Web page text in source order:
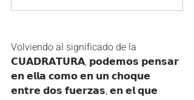
Volviendo al significado de la
𝗖𝗨𝗔𝗗𝗥𝗔𝗧𝗨𝗥𝗔, 𝗽𝗼𝗱𝗲𝗺𝗼𝘀 𝗽𝗲𝗻𝘀𝗮𝗿
𝗲𝗻 𝗲𝗹𝗹𝗮 𝗰𝗼𝗺𝗼 𝗲𝗻 𝘂𝗻 𝗰𝗵𝗼𝗾𝘂𝗲
𝗲𝗻𝘁𝗿𝗲 𝗱𝗼𝘀 𝗳𝘂𝗲𝗿𝘇𝗮𝘀, 𝗲𝗻 𝗲𝗹 𝗾𝘂𝗲